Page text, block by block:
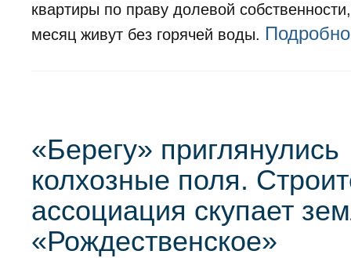
квартиры по праву долевой
месяц живут без горячей воды. Подробно
«Берегу» приглянулись
колхозные поля.
ассоциация скупает
«Рождественское»